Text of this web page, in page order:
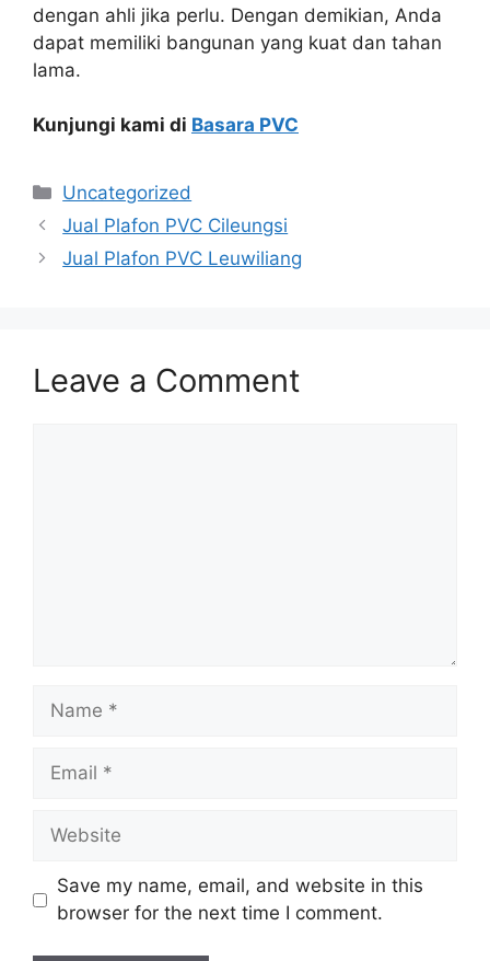
dengan ahli jika perlu. Dengan demikian, Anda
dapat memiliki bangunan yang kuat dan tahan
lama.
Kunjungi kami di Basara PVC
Categories
Uncategorized
Jual Plafon PVC Cileungsi
Jual Plafon PVC Leuwiliang
Leave a Comment
Name
Email
Website
Save my name, email, and website in this
browser for the next time I comment.